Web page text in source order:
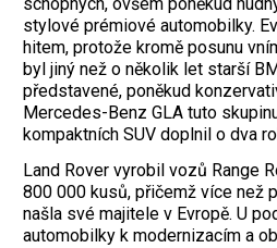
stylové prémiové automobilky.
hitem, protože kromě posunu
byl jiný než o několik let starší
představené, poněkud
Mercedes-Benz GLA tuto
kompaktních SUV doplnil o dva
Land Rover vyrobil vozů Range
800 000 kusů, přičemž více než
našla své majitele v Evropě. U
automobilky k modernizacím a